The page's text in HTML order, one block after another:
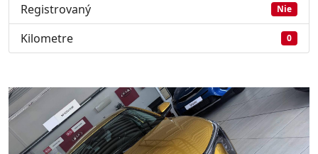
Registrovaný Nie
Kilometre 0